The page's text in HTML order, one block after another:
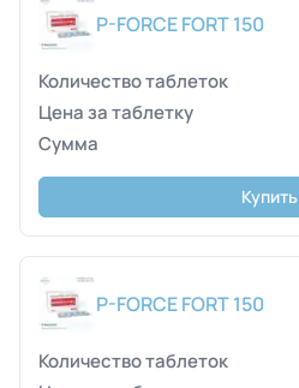
P-FORCE FORT 150
Купить
P-FORCE FORT 150